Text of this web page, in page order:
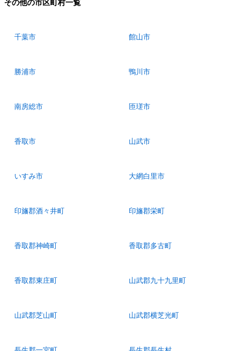
千葉市 館山市
勝浦市 鴨川市
南房総市 匝瑳市
香取市 山武市
いすみ市 大網白里市
印旛郡酒々井町 印旛郡栄町
香取郡神崎町 香取郡多古町
香取郡東庄町 山武郡九十九里町
山武郡芝山町 山武郡横芝光町